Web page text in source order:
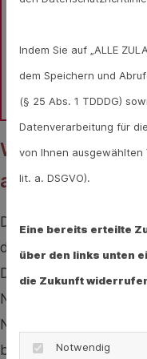
Region beraten Sie
Expertensuche.
Windpocken-
aktiv
Die Windpocken-
den Spinalganglien
Die aktivierten Viren
Nervenbahnen
Nervengewebes
betroffenen Stellen
Indem Sie auf „ALLE
dem Speichern und
(§ 25 Abs. 1 TDDDG)
Datenverarbeitung für
von Ihnen ausgewählten
lit. a. DSGVO).
Eine bereits erteilte
über den links unten
die Zukunft
Notwendig